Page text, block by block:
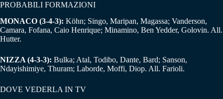
PROBABILI FORMAZIONI
MONACO (3-4-3): Köhn; Singo, Maripan, Magassa; Vanderson,
Camara, Fofana, Caio Henrique; Minamino, Ben Yedder, Golovin. All.
Hutter.
NIZZA (4-3-3): Bulka; Atal, Todibo, Dante, Bard; Sanson,
Ndayishimiye, Thuram; Laborde, Moffi, Diop. All. Farioli.
DOVE VEDERLA IN TV